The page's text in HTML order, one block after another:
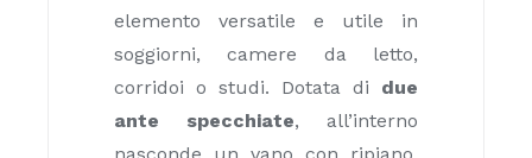
elemento versatile e utile in
soggiorni, camere da letto,
corridoi o studi. Dotata di due
ante specchiate, all’interno